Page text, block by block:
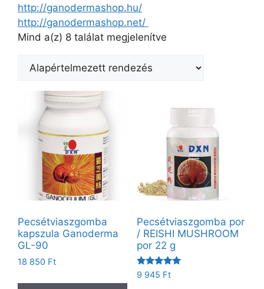
http://ganodermashop.hu/
http://ganodermashop.net/
Mind a(z) 8 találat megjelenítve
Pecsétviaszgomba
kapszula Ganoderma
GL-90
18 850 Ft
Pecsétviaszgomba por
/ REISHI MUSHROOM
por 22 g
Értékelés:
9 945 Ft